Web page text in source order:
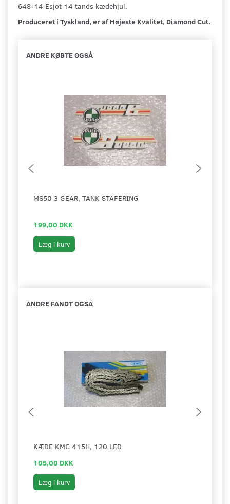
648-14 Esjot 14 tands kædehjul.
Produceret i Tyskland, er af Højeste Kvalitet, Diamond Cut.
ANDRE KØBTE OGSÅ
MS50 3 GEAR, TANK STAFERING
199,00 DKK
Læg i kurv
ANDRE FANDT OGSÅ
KÆDE KMC 415H, 120 LED
105,00 DKK
Læg i kurv